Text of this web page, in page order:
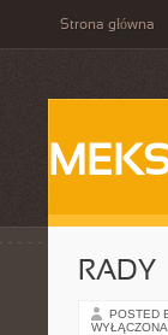
Strona główna
RADY
POSTED
WYŁĄCZONA